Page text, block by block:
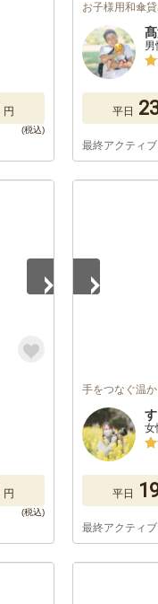
円
お子様用和傘
平日
最終アクティ
円
手をつなぐ温
女
平日
最終アクティ